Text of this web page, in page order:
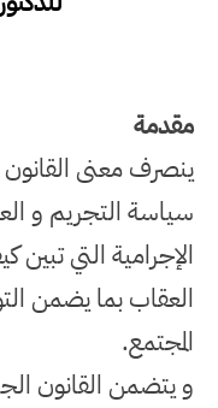
مقدمة
ينصرف معنى القانون
سياسة التجريم و
الإجرامية التي تبين
العقاب بما يضمن
المجتمع.
و يتضمن القانون